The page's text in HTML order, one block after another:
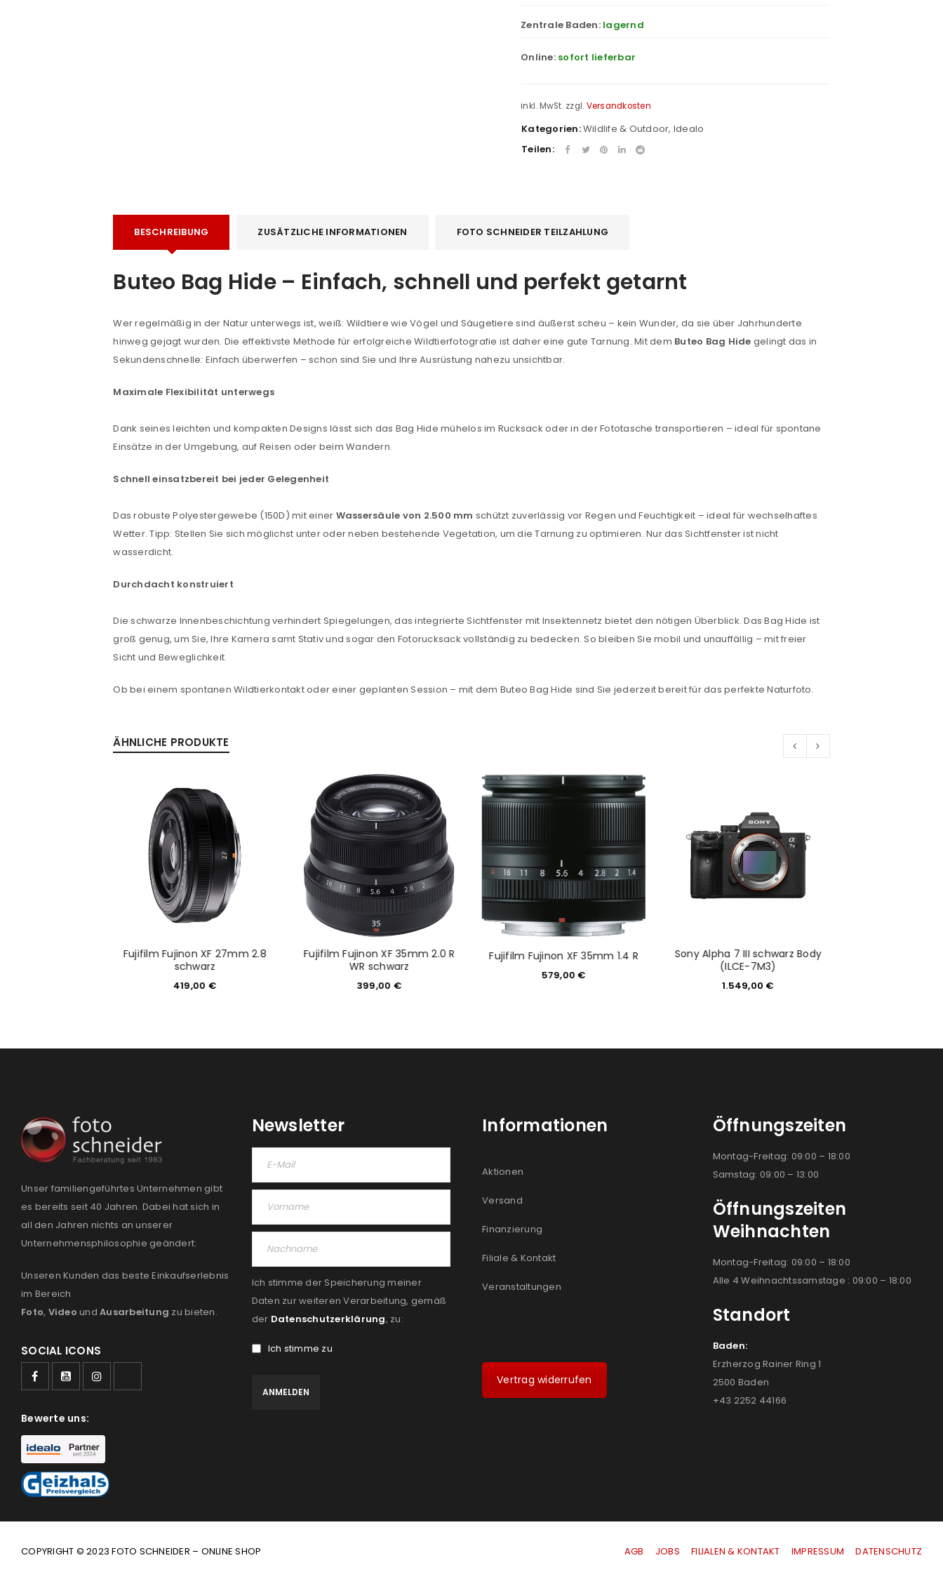
ANMELDEN
Benutzername oder E-Mail-Adresse *
Passwort*
ANMELDEN
PASSWORT VERGESSEN?
E-Mail-Adresse*
NEWSLETTER ABONNIEREN
Ja, ich möchte ein Kundenkonto eröffnen und akzeptiere die
REGISTRIEREN
Zentrale Baden: lagernd
Online: sofort lieferbar
inkl. MwSt. zzgl. Versandkosten
Kategorien:Wildlife & Outdoor, Idealo
Teilen:
BESCHREIBUNG ZUSÄTZLICHE INFORMATIONEN FOTO SCHNEIDER TEILZAHLUNG
Buteo Bag Hide – Einfach, schnell und perfekt getarnt
Wer regelmäßig in der Natur unterwegs ist, weiß: Wildtiere wie Vögel und Säugetiere sind äußerst scheu – kein Wunder, da sie über Jahrhunderte
hinweg gejagt wurden. Die effektivste Methode für erfolgreiche Wildtierfotografie ist daher eine gute Tarnung. Mit dem Buteo Bag Hide gelingt das in
Sekundenschnelle: Einfach überwerfen – schon sind Sie und Ihre Ausrüstung nahezu unsichtbar.
Maximale Flexibilität unterwegs
Dank seines leichten und kompakten Designs lässt sich das Bag Hide mühelos im Rucksack oder in der Fototasche transportieren – ideal für spontane
Einsätze in der Umgebung, auf Reisen oder beim Wandern.
Schnell einsatzbereit bei jeder Gelegenheit
Das robuste Polyestergewebe (150D) mit einer Wassersäule von 2.500 mm schützt zuverlässig vor Regen und Feuchtigkeit – ideal für wechselhaftes
Wetter. Tipp: Stellen Sie sich möglichst unter oder neben bestehende Vegetation, um die Tarnung zu optimieren. Nur das Sichtfenster ist nicht
wasserdicht.
Durchdacht konstruiert
Die schwarze Innenbeschichtung verhindert Spiegelungen, das integrierte Sichtfenster mit Insektennetz bietet den nötigen Überblick. Das Bag Hide ist
groß genug, um Sie, Ihre Kamera samt Stativ und sogar den Fotorucksack vollständig zu bedecken. So bleiben Sie mobil und unauffällig – mit freier
Sicht und Beweglichkeit.
Ob bei einem spontanen Wildtierkontakt oder einer geplanten Session – mit dem Buteo Bag Hide sind Sie jederzeit bereit für das perfekte Naturfoto.
ÄHNLICHE PRODUKTE
Fujifilm Fujinon XF 27mm 2.8
schwarz
419,00 €
Fujifilm Fujinon XF 35mm 2.0 R
WR schwarz
399,00 €
Fujifilm Fujinon XF 35mm 1.4 R
579,00€
Sony Alpha 7 III schwarz Body
(ILCE-7M3)
1.549,00 €
Unser familiengeführtes Unternehmen gibt
es bereits seit 40 Jahren. Dabei hat sich in
all den Jahren nichts an unserer
Unternehmensphilosophie geändert:
Unseren Kunden das beste Einkaufserlebnis
im Bereich
Foto, Video und Ausarbeitung zu bieten.
SOCIAL ICONS
Bewerte uns:
Newsletter
Ich stimme der Speicherung meiner
Daten zur weiteren Verarbeitung, gemäß
der Datenschutzerklärung, zu:
Ich stimme zu
Informationen
Aktionen
Versand
Finanzierung
Filiale & Kontakt
Veranstaltungen
Vertrag widerrufen
Öffnungszeiten
Montag-Freitag: 09:00 – 18:00
Samstag: 09:00 – 13:00
Öffnungszeiten
Weihnachten
Montag-Freitag: 09:00 – 18:00
Alle 4 Weihnachtssamstage : 09:00 – 18:00
Standort
Baden:
Erzherzog Rainer Ring 1
2500 Baden
+43 2252 44166
COPYRIGHT © 2023 FOTO SCHNEIDER – ONLINE SHOP AGB JOBS FILIALEN & KONTAKT IMPRESSUM |DATENSCHUTZ